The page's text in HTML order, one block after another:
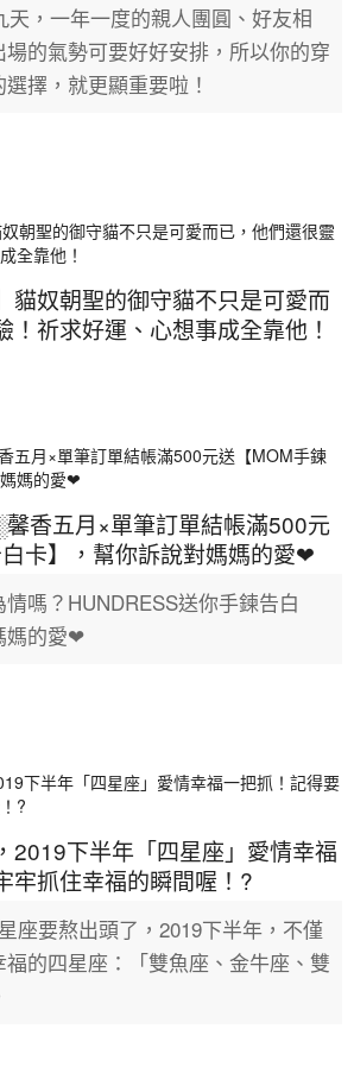
天，一年一度的親人團圓、好友相
的氣勢可要好好安排，所以你的穿
擇，就更顯重要啦！
貓奴朝聖的御守貓不只是可愛而
！祈求好運、心想事成全靠他！
馨香五月×單筆訂單結帳滿500元
卡】，幫你訴說對媽媽的愛❤
嗎？HUNDRESS送你手鍊告白
媽的愛❤
2019下半年「四星座」愛情幸福
牢抓住幸福的瞬間喔！?
座要熬出頭了，2019下半年，不僅
的四星座：「雙魚座、金牛座、雙